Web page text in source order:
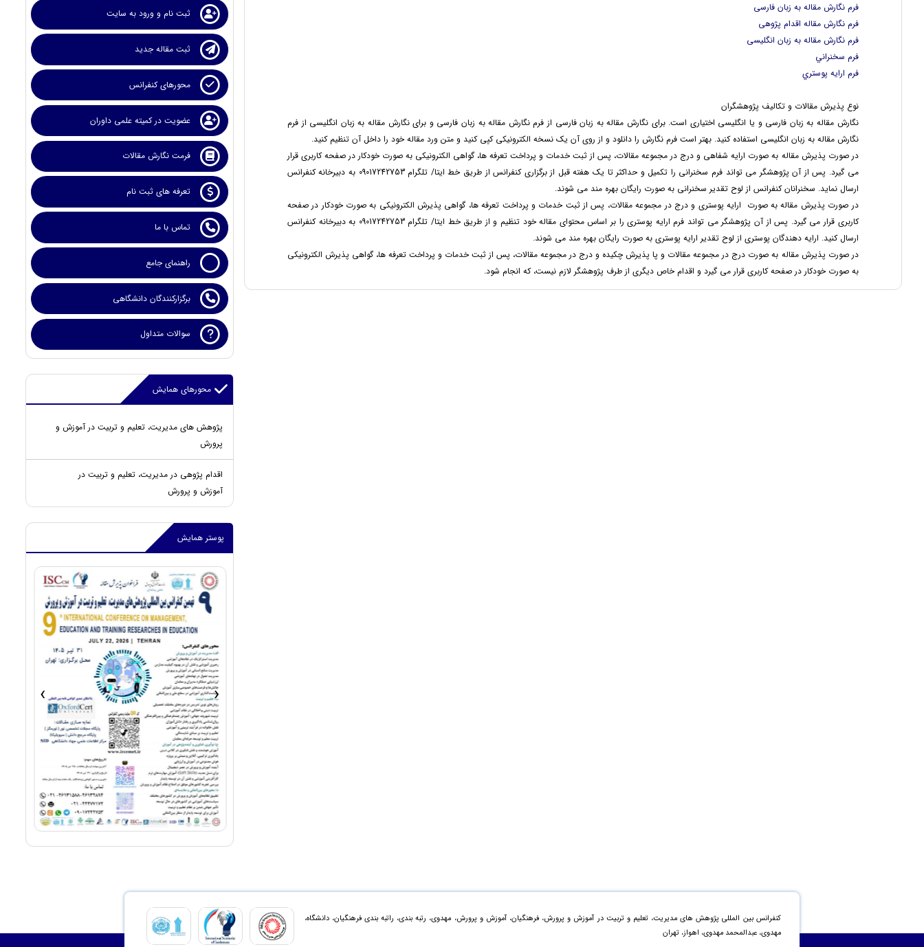
فرم نگارش مقاله به زبان فارسی
فرم نگارش مقاله اقدام پژوهی
فرم نگارش مقاله به زبان انگلیسی
فرم سخنراني
فرم ارايه پوستري
نوع پذیرش مقالات و تکالیف پژوهشگران
نگارش مقاله به زبان فارسی و یا انگلیسی اختیاری است. برای نگارش مقاله به زبان فارسی از فرم نگارش مقاله به زبان فارسی و برای نگارش مقاله به زبان انگلیسی از فرم
نگارش مقاله به زبان انگلیسی استفاده کنید. بهتر است فرم نگارش را دانلود و از روی آن یک نسخه الکترونیکی کپی کنید و متن ورد مقاله خود را داخل آن تنظیم کنید.
در صورت پذیرش مقاله به صورت ارایه شفاهی و درج در مجموعه مقالات، پس از ثبت خدمات و پرداخت تعرفه ها، گواهی الکترونیکی به صورت خودکار در صفحه کاربری قرار
می گیرد. پس از آن پژوهشگر می تواند فرم سخنرانی را تکمیل و حداکثر تا یک هفته قبل از برگزاری کنفرانس از طریق خط ایتا/ تلگرام 09017242753 به دبیرخانه کنفرانس
ارسال نماید. سخنرانان کنفرانس از لوح تقدیر سخنرانی به صورت رایگان بهره مند می شوند.
در صورت پذیرش مقاله به صورت ارایه پوستری و درج در مجموعه مقالات، پس از ثبت خدمات و پرداخت تعرفه ها، گواهی پذیرش الکترونیکی به صورت خودکار در صفحه
کاربری قرار می گیرد. پس از آن پژوهشگر می تواند فرم ارایه پوستری را بر اساس محتوای مقاله خود تنظیم و از طریق خط ایتا/ تلگرام 09017242753 به دبیرخانه کنفرانس
ارسال کنید. ارایه دهندگان پوستری از لوح تقدیر ارایه پوستری به صورت رایگان بهره مند می شوند.
در صورت پذیرش مقاله به صورت درج در مجموعه مقالات و پا پذیرش چکیده و درج در مجموعه مقالات، پس از ثبت خدمات و پرداخت تعرفه ها، گواهی پذیرش الکترونیکی
به صورت خودکار در صفحه کاربری قرار می گیرد و اقدام خاص دیگری از طرف پژوهشگر لازم نیست، که انجام شود.
ثبت نام و ورود به سایت
ثبت مقاله جدید
محورهای کنفرانس
عضویت در کمیته علمی داوران
فرمت نگارش مقالات
تعرفه های ثبت نام
تماس با ما
راهنمای جامع
برگزارکنندگان دانشگاهی
سوالات متداول
محورهای همایش
پژوهش های مدیریت، تعلیم و تربیت در آموزش و
پرورش
اقدام پژوهی در مدیریت، تعلیم و تربیت در
آموزش و پرورش
پوستر همایش
› ‹
کنفرانس بین المللی پژوهش های مدیریت، تعلیم و تربیت در آموزش و پرورش، فرهنگیان، آموزش و پرورش، مهدوی، رتبه بندی، راتبه بندی فرهنگیان، دانشگاه،
مهدوی، عبدالمحمد مهدوی، اهواز، تهران